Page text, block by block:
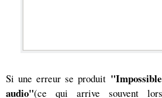
Si une erreur se produit
audio"(ce qui arrive souvent